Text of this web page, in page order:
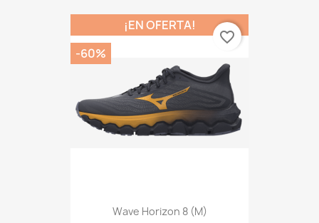
Wave Horizon 8 (M)
¡EN OFERTA!
-60%
favorite_border